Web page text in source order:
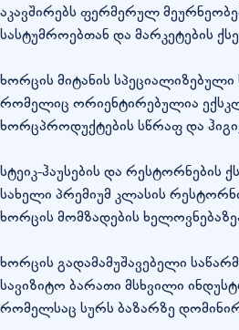
აკავშირებს ფერმერულ
სასტუმროებთან და მარკეტების
ხორცის მიტანის
რომელიც ორიენტირებულია
ხორცპროდუქტების სწრაფ და
სტეიკ-ჰაუსების და
სახელი პრემიუმ კლასის
ხორცის მომზადების
ხორცის გადამამუშავებელი
სავიზიტო ბარათი მსხვილი
რომელსაც სურს ბაზარზე